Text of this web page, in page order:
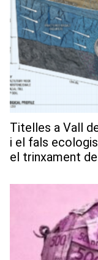
Titelles a Vall
i el fals
el trinxament